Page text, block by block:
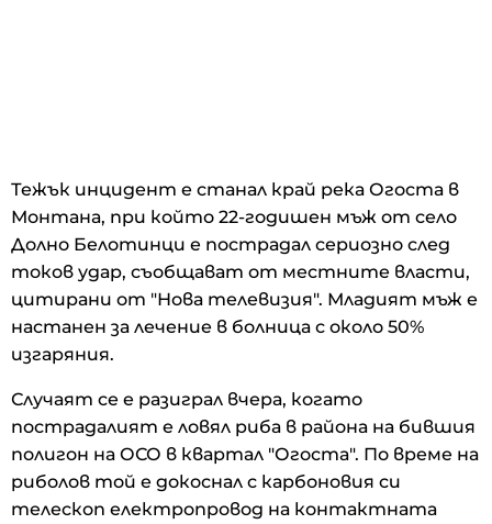
Тежък инцидент е станал край река Огоста в
Монтана, при който 22-годишен мъж от село
Долно Белотинци е пострадал сериозно след
токов удар, съобщават от местните власти,
цитирани от "Нова телевизия". Младият мъж е
настанен за лечение в болница с около 50%
изгаряния.
Случаят се е разиграл вчера, когато
пострадалият е ловял риба в района на бившия
полигон на ОСО в квартал "Огоста". По време на
риболов той е докоснал с карбоновия си
телескоп електропровод на контактната